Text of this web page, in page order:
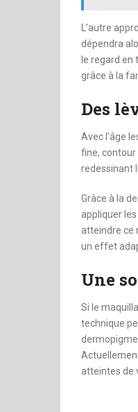
L’autre
dépendra
le regard en
grâce à la
Des
Avec l’âge
fine,
redessinant
Grâce à la
appliquer
atteindre ce
un effet
Une
Si le
technique
atteintes de